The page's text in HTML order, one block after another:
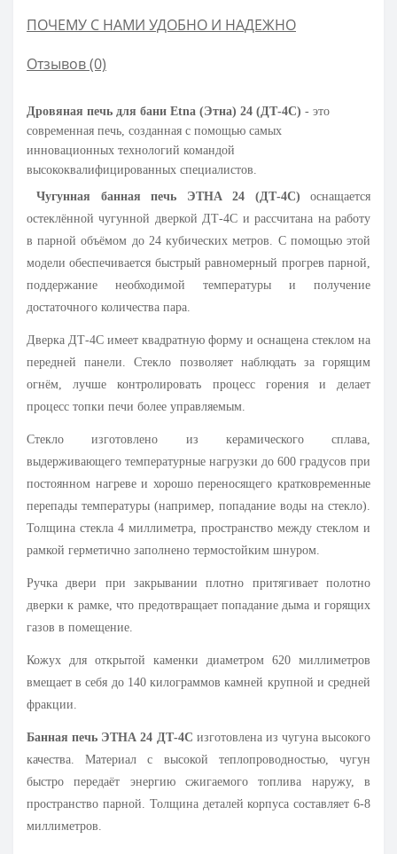
ПОЧЕМУ С НАМИ УДОБНО И НАДЕЖНО
Отзывов (0)
Дровяная печь для бани Etna (Этна) 24 (ДТ-4С) - это
современная печь, созданная с помощью самых
инновационных технологий командой
высококвалифицированных специалистов.
Чугунная банная печь ЭТНА 24 (ДТ-4С) оснащается
остеклённой чугунной дверкой ДТ-4С и рассчитана на работу
в парной объёмом до 24 кубических метров. С помощью этой
модели обеспечивается быстрый равномерный прогрев парной,
поддержание необходимой температуры и получение
достаточного количества пара.
Дверка ДТ-4С имеет квадратную форму и оснащена стеклом на
передней панели. Стекло позволяет наблюдать за горящим
огнём, лучше контролировать процесс горения и делает
процесс топки печи более управляемым.
Стекло изготовлено из керамического сплава,
выдерживающего температурные нагрузки до 600 градусов при
постоянном нагреве и хорошо переносящего кратковременные
перепады температуры (например, попадание воды на стекло).
Толщина стекла 4 миллиметра, пространство между стеклом и
рамкой герметично заполнено термостойким шнуром.
Ручка двери при закрывании плотно притягивает полотно
дверки к рамке, что предотвращает попадание дыма и горящих
газов в помещение.
Кожух для открытой каменки диаметром 620 миллиметров
вмещает в себя до 140 килограммов камней крупной и средней
фракции.
Банная печь ЭТНА 24 ДТ-4С изготовлена из чугуна высокого
качества. Материал с высокой теплопроводностью, чугун
быстро передаёт энергию сжигаемого топлива наружу, в
пространство парной. Толщина деталей корпуса составляет 6-8
миллиметров.